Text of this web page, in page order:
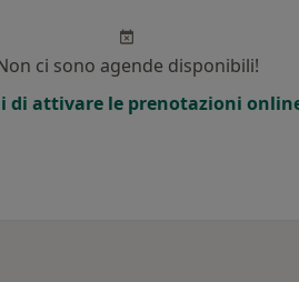
ci sono agende disponibili!
di attivare le prenotazioni